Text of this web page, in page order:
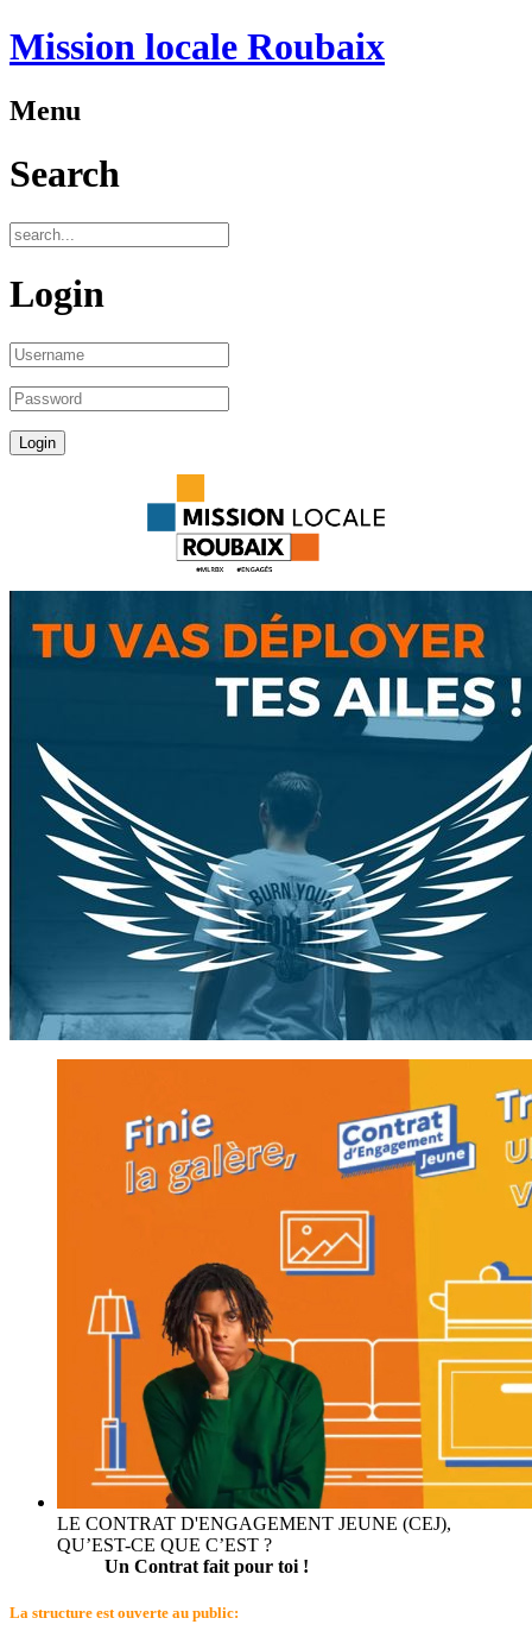
Mission locale Roubaix
Menu
Search
Login
LE CONTRAT D'ENGAGEMENT JEUNE (CEJ),
QU’EST-CE QUE C’EST ?
Un Contrat fait pour toi !
La structure est ouverte au public: